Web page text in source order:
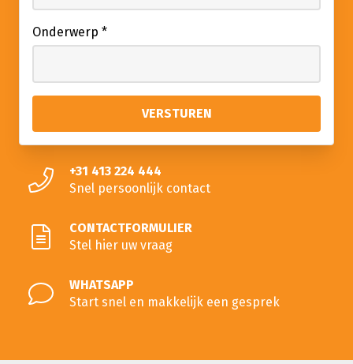
Onderwerp *
+31 413 224 444
Snel persoonlijk contact
CONTACTFORMULIER
Stel hier uw vraag
WHATSAPP
Start snel en makkelijk een gesprek